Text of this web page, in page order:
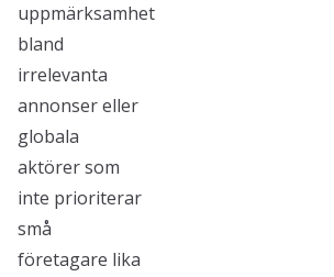
uppmärksamhet
bland
irrelevanta
annonser eller
globala
aktörer som
inte prioriterar
små
företagare lika